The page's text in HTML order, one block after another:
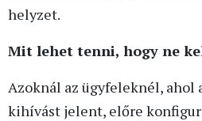
helyzet.
Mit lehet tenni, hogy ne
Azoknál az ügyfeleknél, ahol
kihívást jelent, előre